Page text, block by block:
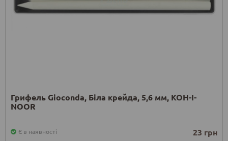
Грифель Gioconda, Біла крейда, 5,6 мм, KOH-I-
NOOR
Є в наявності 23 грн